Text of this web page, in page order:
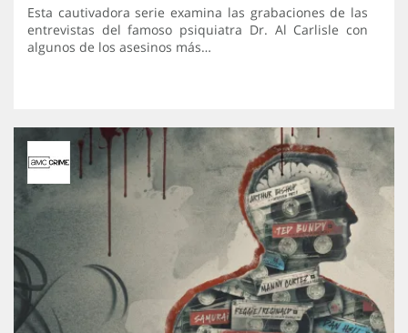
Esta cautivadora serie examina las grabaciones de las
entrevistas del famoso psiquiatra Dr. Al Carlisle con
algunos de los asesinos más…